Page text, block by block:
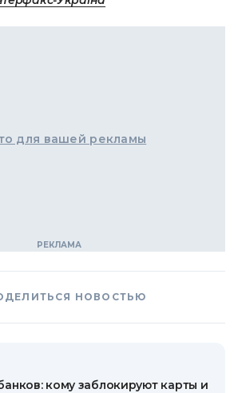
для вашей рекламы
НОВОСТЬЮ
кому заблокируют карты и